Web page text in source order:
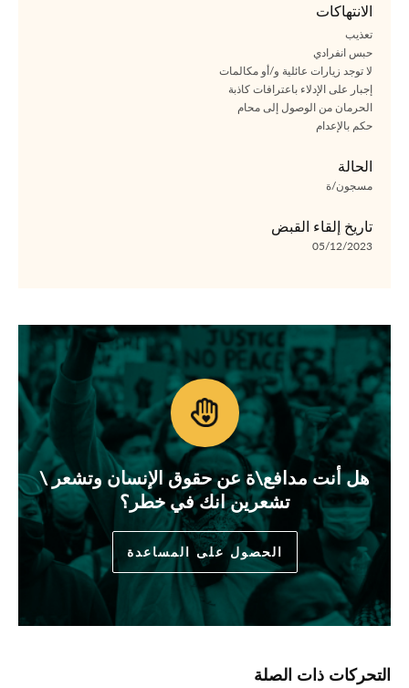
الانتهاكات
تعذيب
حبس انفرادي
لا توجد زيارات عائلية و/أو مكالمات
إجبار على الإدلاء باعترافات كاذبة
الحرمان من الوصول إلى محام
حكم بالإعدام
الحالة
مسجون/ة
تاريخ إلقاء القبض
05/12/2023
هل أنت مدافع\ة عن حقوق الإنسان وتشعر \
تشعرين انك في خطر؟
الحصول على المساعدة
التحركات ذات الصلة